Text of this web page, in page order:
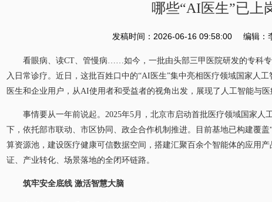
哪些“AI医生”已上
发稿时间：2026-06-16 09:58:00 编辑：
看眼病、读CT、管慢病……如今，一批由头部三甲医院研发的专科专
入日常诊疗。近日，这批百姓口中的“AI医生”集中亮相医疗领域国家人
医生和企业用户，从AI使用者和受益者的视角出发，展现了人工智能与医
事情要从一年前说起。2025年5月，北京市启动首批医疗领域国家人
下，依托部市联动、市区协同、政企合作机制推进。目前基地已构建覆
算资源池，建设医疗健康可信数据空间，搭建汇聚百余个智能体的应用
证、产业转化、场景落地的全闭环链路。
筑牢安全底线 激活智慧大脑